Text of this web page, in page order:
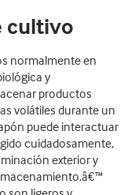
cultivo
normalmente en
y
productos
volátiles durante un
puede interactuar
cuidadosamente,
exterior y